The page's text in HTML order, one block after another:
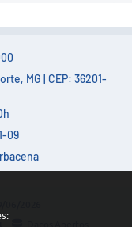
MG | CEP: 36201-
09